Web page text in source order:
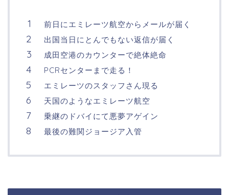
前日にエミレーツ航空からメールが届く
出国当日にとんでもない返信が届く
成田空港のカウンターで絶体絶命
PCRセンターまで走る！
エミレーツのスタッフさん現る
天国のようなエミレーツ航空
乗継のドバイにて悪夢アゲイン
最後の難関ジョージア入管